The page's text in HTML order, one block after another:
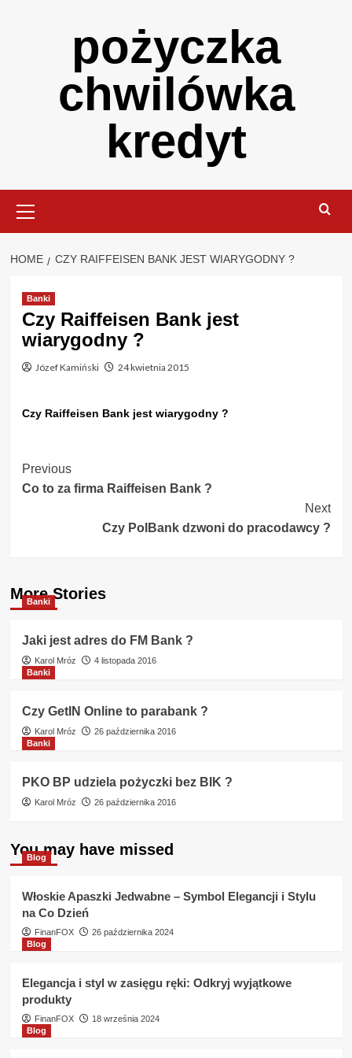
pożyczka
chwilówka
kredyt
Menu
HOME CZY RAIFFEISEN BANK JEST WIARYGODNY ?
Banki
Czy Raiffeisen Bank jest
wiarygodny ?
Józef Kamiński 24 kwietnia 2015
Czy Raiffeisen Bank jest wiarygodny ?
Post
Navigation
Previous
Co to za firma Raiffeisen Bank ?
Next
Czy PolBank dzwoni do pracodawcy ?
More Stories
Banki
Jaki jest adres do FM Bank ?
Karol Mróz
4 listopada 2016
Banki
Czy GetIN Online to parabank ?
Karol Mróz
26 października 2016
Banki
PKO BP udziela pożyczki bez BIK ?
Karol Mróz 26 października 2016
You may have missed
Blog
Włoskie Apaszki Jedwabne – Symbol Elegancji i Stylu
na Co Dzień
FinanFOX
26 października 2024
Blog
Elegancja i styl w zasięgu ręki: Odkryj wyjątkowe
produkty
FinanFOX
18 września 2024
Blog